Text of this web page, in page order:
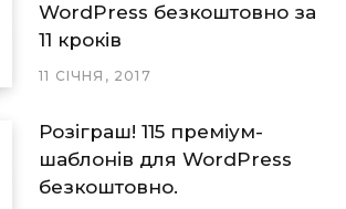
WordPress безкоштовно за
11 кроків
11 СІЧНЯ, 2017
Розіграш! 115 преміум-
шаблонів для WordPress
безкоштовно.